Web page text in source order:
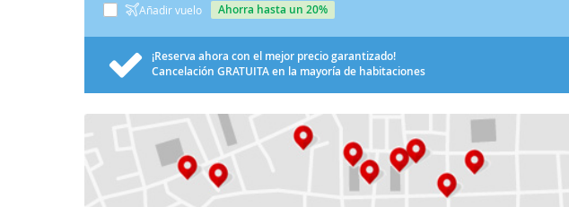
Añadir vuelo ahorra hasta un 20%
¡Reserva ahora con el mejor precio garantizado!
Cancelación GRATUITAen la mayoría de habitaciones